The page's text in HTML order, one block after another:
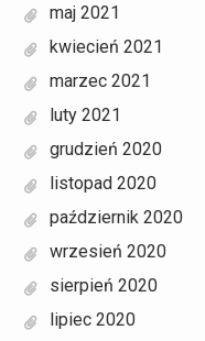
maj 2021
kwiecień 2021
marzec 2021
luty 2021
grudzień 2020
listopad 2020
październik 2020
wrzesień 2020
sierpień 2020
lipiec 2020